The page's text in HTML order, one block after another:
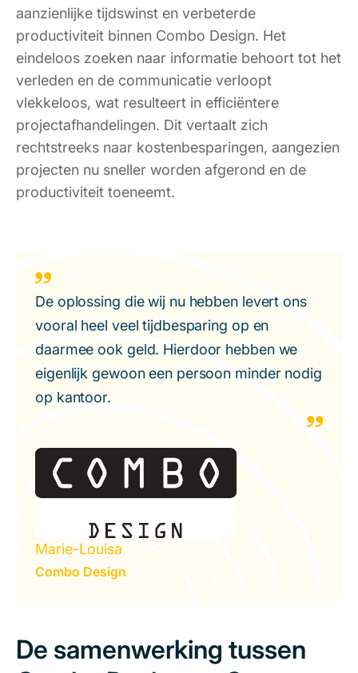
aanzienlijke tijdswinst en verbeterde
productiviteit binnen Combo Design. Het
eindeloos zoeken naar informatie behoort tot het
verleden en de communicatie verloopt
vlekkeloos, wat resulteert in efficiëntere
projectafhandelingen. Dit vertaalt zich
rechtstreeks naar kostenbesparingen, aangezien
projecten nu sneller worden afgerond en de
productiviteit toeneemt.
Marie-Louisa
Combo Design
De oplossing die wij nu hebben levert ons
vooral heel veel tijdbesparing op en
daarmee ook geld. Hierdoor hebben we
eigenlijk gewoon een persoon minder nodig
op kantoor.
De samenwerking tussen